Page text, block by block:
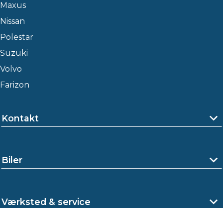
Maxus
Nissan
Polestar
Suzuki
Volvo
Farizon
Kontakt
Biler
Værksted & service